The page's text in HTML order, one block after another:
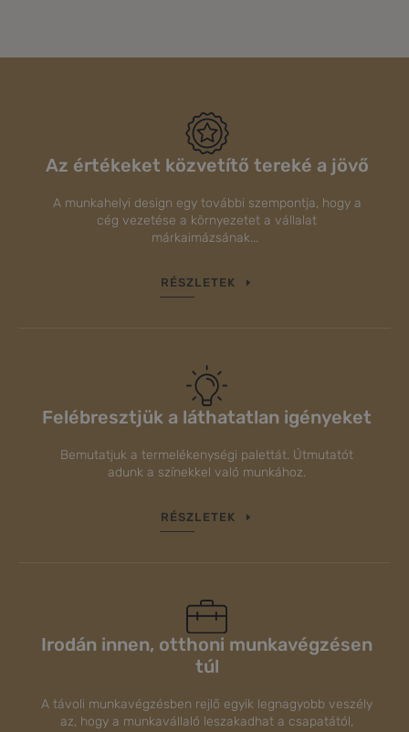
Az értékeket közvetítő tereké a jövő
A munkahelyi design egy további szempontja, hogy a
cég vezetése a környezetet a vállalat
márkaimázsának...
RÉSZLETEK
Felébresztjük a láthatatlan igényeket
Bemutatjuk a termelékenységi palettát. Útmutatót
adunk a színekkel való munkához.
RÉSZLETEK
Irodán innen, otthoni munkavégzésen
túl
A távoli munkavégzésben rejlő egyik legnagyobb veszély
az, hogy a munkavállaló leszakadhat a csapatától,